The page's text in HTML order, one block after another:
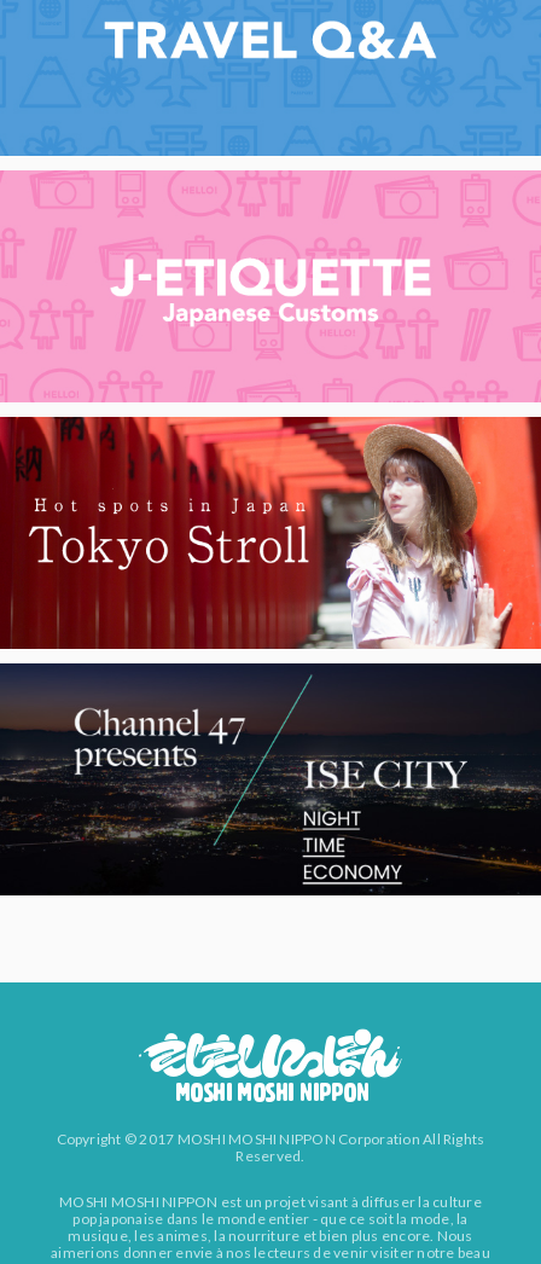
Copyright © 2017 MOSHI MOSHI NIPPON Corporation All Rights
Reserved.
MOSHI MOSHI NIPPON est un projet visant à diffuser la culture
pop japonaise dans le monde entier - que ce soit la mode, la
musique, les animes, la nourriture et bien plus encore. Nous
aimerions donner envie à nos lecteurs de venir visiter notre beau